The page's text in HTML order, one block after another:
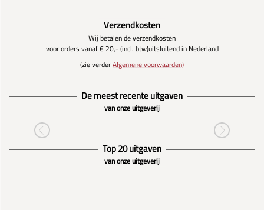
Verzendkosten
Wij betalen de verzendkosten
voor orders vanaf € 20,- (incl. btw)uitsluitend in Nederland
(zie verderAlgemene voorwaarden)
De meest recente uitgaven
van onze uitgeverij
Top 20 uitgaven
van onze uitgeverij